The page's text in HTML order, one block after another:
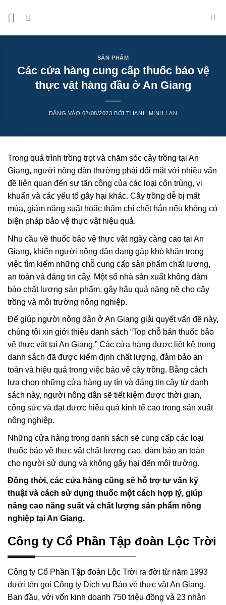
SẢN PHẨM
Các cửa hàng cung cấp thuốc bảo vệ
thực vật hàng đầu ở An Giang
ĐĂNG VÀO 02/08/2023 BỞITHANH MINH LAN
Trong quá trình trồng trọt và chăm sóc cây trồng tại An
Giang, người nông dân thường phải đối mặt với nhiều vấn
đề liên quan đến sự tấn công của các loại côn trùng, vi
khuẩn và các yếu tố gây hại khác. Cây trồng dễ bị mất
mùa, giảm năng suất hoặc thậm chí chết hẳn nếu không có
biện pháp bảo vệ thực vật hiệu quả.
Nhu cầu về thuốc bảo vệ thực vật ngày càng cao tại An
Giang, khiến người nông dân đang gặp khó khăn trong
việc tìm kiếm những chỗ cung cấp sản phẩm chất lượng,
an toàn và đáng tin cậy. Một số nhà sản xuất không đảm
bảo chất lượng sản phẩm, gây hậu quả nặng nề cho cây
trồng và môi trường nông nghiệp.
Để giúp người nông dân ở An Giang giải quyết vấn đề này,
chúng tôi xin giới thiệu danh sách “Top chỗ bán thuốc bảo
vệ thực vật tại An Giang.” Các cửa hàng được liệt kê trong
danh sách đã được kiểm định chất lượng, đảm bảo an
toàn và hiệu quả trong việc bảo vệ cây trồng. Bằng cách
lựa chọn những cửa hàng uy tín và đáng tin cậy từ danh
sách này, người nông dân sẽ tiết kiệm được thời gian,
công sức và đạt được hiệu quả kinh tế cao trong sản xuất
nông nghiệp.
Những cửa hàng trong danh sách sẽ cung cấp các loại
thuốc bảo vệ thực vật chất lượng cao, đảm bảo an toàn
cho người sử dụng và không gây hại đến môi trường.
Đồng thời, các cửa hàng cũng sẽ hỗ trợ tư vấn kỹ
thuật và cách sử dụng thuốc một cách hợp lý, giúp
nâng cao năng suất và chất lượng sản phẩm nông
nghiệp tại An Giang.
Công ty Cổ Phần Tập đoàn Lộc Trời
Công ty Cổ Phần Tập đoàn Lộc Trời ra đời từ năm 1993
dưới tên gọi Công ty Dịch vụ Bảo vệ thực vật An Giang.
Ban đầu, với vốn kinh doanh 750 triệu đồng và 23 nhân